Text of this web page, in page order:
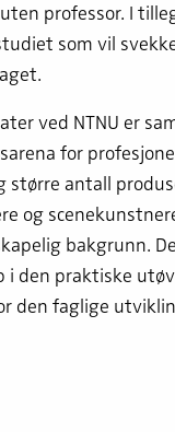
professor. I
som vil
ved NTNU er
for
større antall
og
bakgrunn.
i den praktiske
den faglige